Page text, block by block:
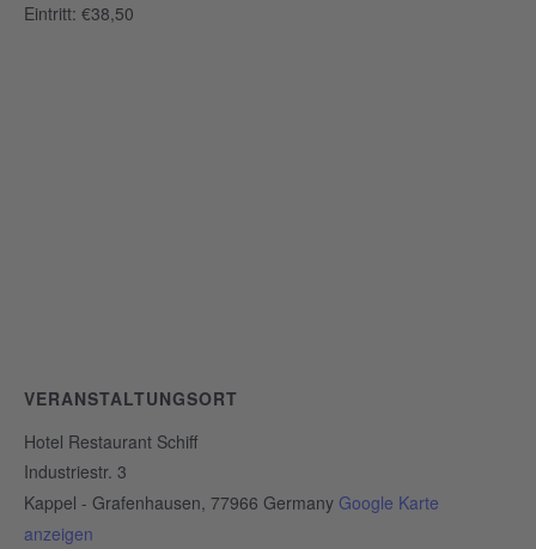
Eintritt: €38,50
VERANSTALTUNGSORT
Hotel Restaurant Schiff
Industriestr. 3
Kappel - Grafenhausen, 77966 Germany Google Karte
anzeigen